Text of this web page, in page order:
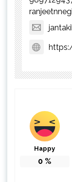
Happy
0 %